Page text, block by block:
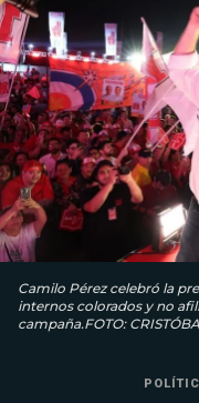
Camilo Pérez celebró la
internos colorados y no
campaña.FOTO: